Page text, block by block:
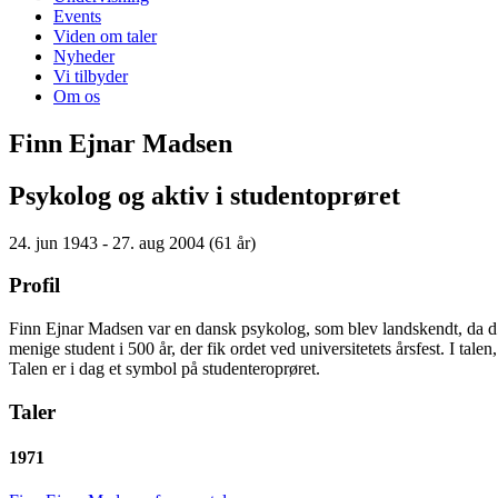
Events
Viden om taler
Nyheder
Vi tilbyder
Om os
Finn Ejnar Madsen
Psykolog og aktiv i studentoprøret
24. jun 1943 - 27. aug 2004 (61 år)
Profil
Finn Ejnar Madsen var en dansk psykolog, som blev landskendt, da
menige student i 500 år, der fik ordet ved universitetets årsfest. I
Talen er i dag et symbol på studenteroprøret.
Taler
1971